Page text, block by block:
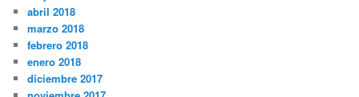
abril 2018
marzo 2018
febrero 2018
enero 2018
diciembre 2017